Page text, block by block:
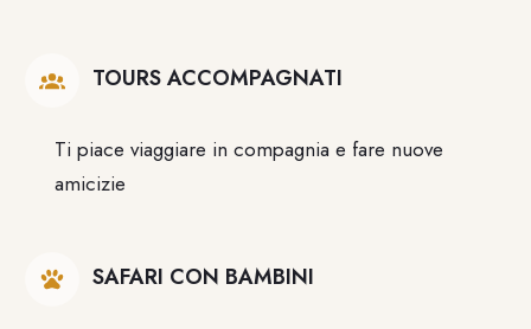
TOURS ACCOMPAGNATI
Ti piace viaggiare in compagnia e fare nuove
amicizie
SAFARI CON BAMBINI